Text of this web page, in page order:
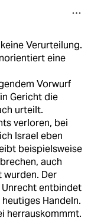
Verurteilung.
eine
Vorwurf
Gericht die
urteilt.
verloren, bei
Israel eben
beispielsweise
auch
Der
entbindet
Handeln.
herrauskommmt.